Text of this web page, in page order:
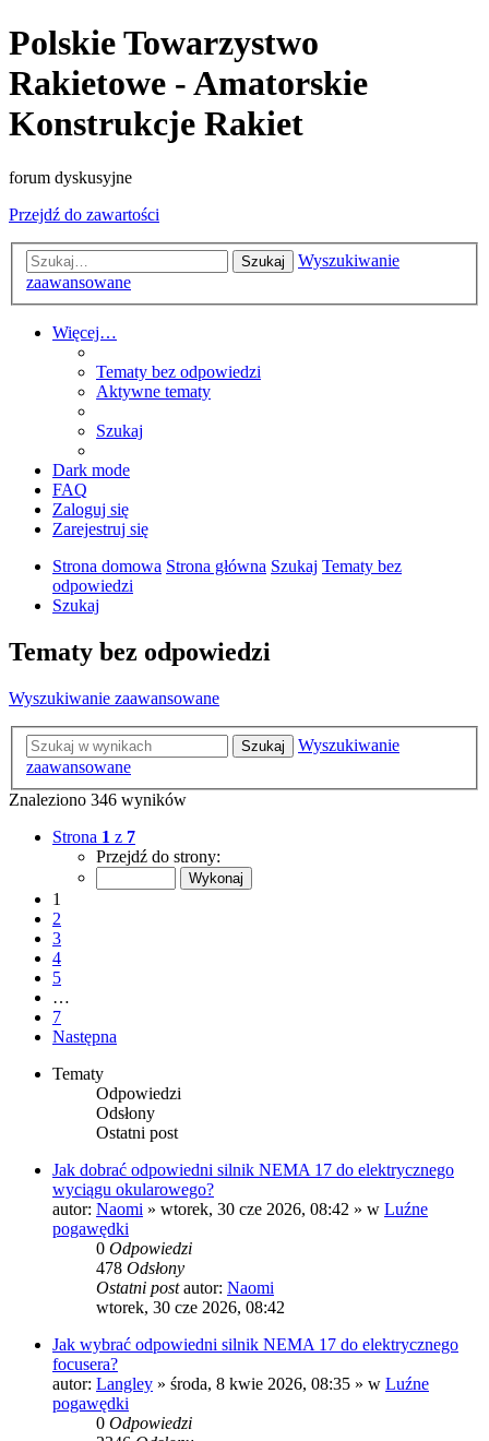
Polskie Towarzystwo
Rakietowe - Amatorskie
Konstrukcje Rakiet
forum dyskusyjne
Przejdź do zawartości
Szukaj
Wyszukiwanie
zaawansowane
Więcej…
Tematy bez odpowiedzi
Aktywne tematy
Szukaj
Dark mode
FAQ
Zaloguj się
Zarejestruj się
Strona domowa Strona główna Szukaj Tematy bez
odpowiedzi
Szukaj
Tematy bez odpowiedzi
Wyszukiwanie zaawansowane
Szukaj
Wyszukiwanie
zaawansowane
Znaleziono 346 wyników
Strona 1 z 7
Przejdź do strony:
1
2
3
4
5
…
7
Następna
Tematy
Odpowiedzi
Odsłony
Ostatni post
Jak dobrać odpowiedni silnik NEMA 17 do elektrycznego
wyciągu okularowego?
autor: Naomi » wtorek, 30 cze 2026, 08:42 » w Luźne
pogawędki
0 Odpowiedzi
478 Odsłony
Ostatni postautor: Naomi
wtorek, 30 cze 2026, 08:42
Jak wybrać odpowiedni silnik NEMA 17 do elektrycznego
focusera?
autor: Langley » środa, 8 kwie 2026, 08:35 » w Luźne
pogawędki
0 Odpowiedzi